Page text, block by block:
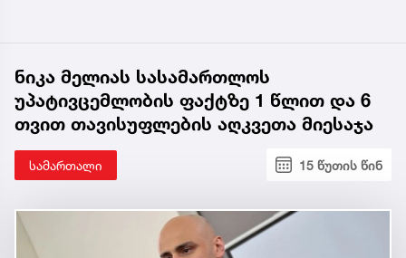
ნიკა მელიას სასამართლოს
უპატივცემლობის ფაქტზე 1 წლით და 6
თვით თავისუფლების აღკვეთა მიესაჯა
სამართალი 15 წუთის წინ